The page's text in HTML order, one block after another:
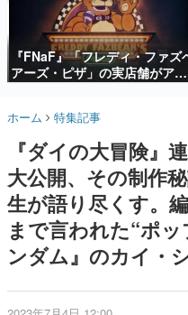
殿堂入り記事
SNS拡散数が数
ど。多くの人々に
事をまとめました。
名作ゲームクリエ
きます。
赫本
この物語を解い
の形をした短編
新世代に訊く
これからのデジタ
ありえないラインナップ
『FNaF』「フレディ・ファズ
アーズ・ピザ」の実店舗がアメ
リカの商業施設「American
ScottGamesとの共同開発、食
没入型のホラー体験も楽しめる
ホーム 特集記事
『ダイの大冒険』
大公開、その制作
生が語り尽くす。
まで言われた“ポ
ンダム』のカイ・